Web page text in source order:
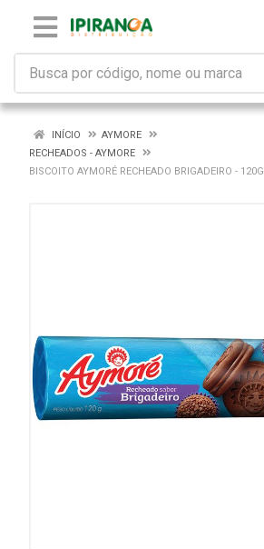
INÍCIO
AYMORE
RECHEADOS - AYMORE
BISCOITO AYMORÉ RECHEADO BRIGADEIRO - 120G